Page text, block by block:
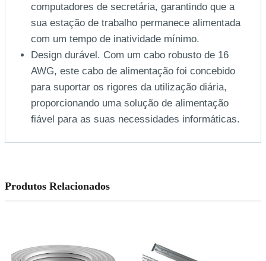
computadores de secretária, garantindo que a
sua estação de trabalho permanece alimentada
com um tempo de inatividade mínimo.
Design durável. Com um cabo robusto de 16
AWG, este cabo de alimentação foi concebido
para suportar os rigores da utilização diária,
proporcionando uma solução de alimentação
fiável para as suas necessidades informáticas.
Produtos Relacionados